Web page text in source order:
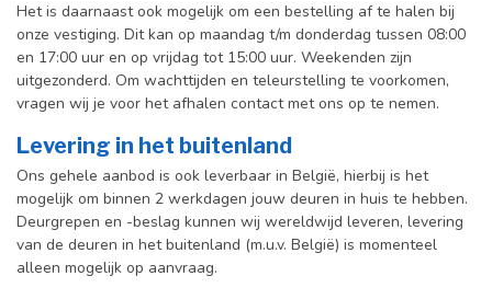
Het is daarnaast ook mogelijk om een bestelling af te halen bij
onze vestiging. Dit kan op maandag t/m donderdag tussen 08:00
en 17:00 uur en op vrijdag tot 15:00 uur. Weekenden zijn
uitgezonderd. Om wachttijden en teleurstelling te voorkomen,
vragen wij je voor het afhalen contact met ons op te nemen.
Levering in het buitenland
Ons gehele aanbod is ook leverbaar in België, hierbij is het
mogelijk om binnen 2 werkdagen jouw deuren in huis te hebben.
Deurgrepen en -beslag kunnen wij wereldwijd leveren, levering
van de deuren in het buitenland (m.u.v. België) is momenteel
alleen mogelijk op aanvraag.